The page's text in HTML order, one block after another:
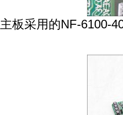
主板采用的NF-6100-